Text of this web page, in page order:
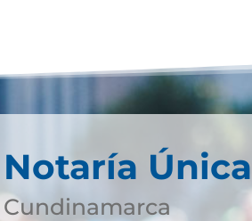
Notaría
Cundinamarca